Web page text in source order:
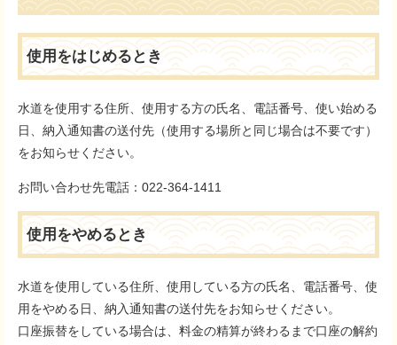
使用をはじめるとき
水道を使用する住所、使用する方の氏名、電話番号、使い始める
日、納入通知書の送付先（使用する場所と同じ場合は不要です）
をお知らせください。
お問い合わせ先電話：022-364-1411
使用をやめるとき
水道を使用している住所、使用している方の氏名、電話番号、使
用をやめる日、納入通知書の送付先をお知らせください。
口座振替をしている場合は、料金の精算が終わるまで口座の解約